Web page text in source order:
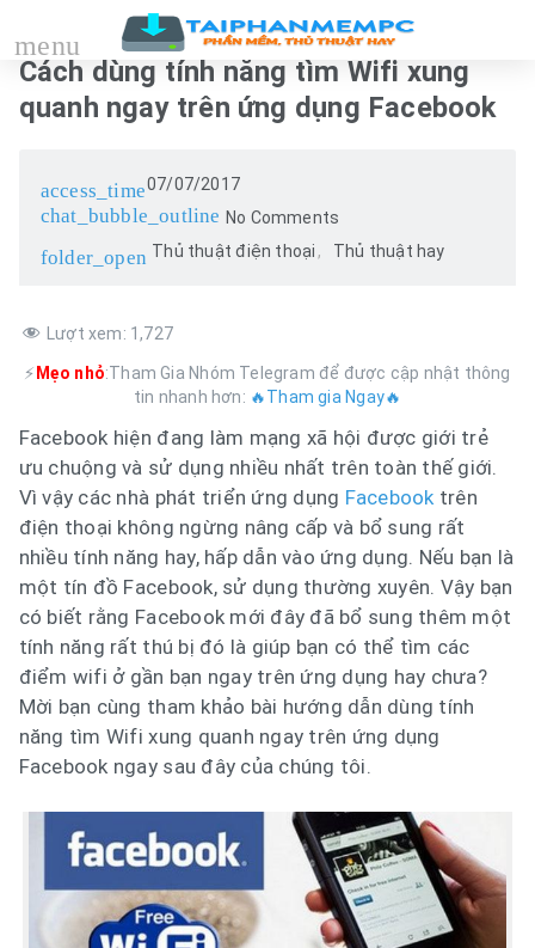
Cách dùng tính năng tìm Wifi xung
quanh ngay trên ứng dụng Facebook
access_time07/07/2017
chat_bubble_outline No Comments
folder_open Thủ thuật điện thoại Thủ thuật hay
Lượt xem: 1,727
⚡ Mẹo nhỏ:Tham Gia Nhóm Telegram để được cập nhật thông
tin nhanh hơn: 🔥Tham gia Ngay🔥
Facebook hiện đang làm mạng xã hội được giới trẻ
ưu chuộng và sử dụng nhiều nhất trên toàn thế giới.
Vì vậy các nhà phát triển ứng dụng Facebooktrên
điện thoại không ngừng nâng cấp và bổ sung rất
nhiều tính năng hay, hấp dẫn vào ứng dụng. Nếu bạn là
một tín đồ Facebook, sử dụng thường xuyên. Vậy bạn
có biết rằng Facebook mới đây đã bổ sung thêm một
tính năng rất thú bị đó là giúp bạn có thể tìm các
điểm wifi ở gần bạn ngay trên ứng dụng hay chưa?
Mời bạn cùng tham khảo bài hướng dẫn dùng tính
năng tìm Wifi xung quanh ngay trên ứng dụng
Facebook ngay sau đây của chúng tôi.
menu